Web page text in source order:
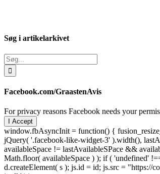
Søg i artikelarkivet
Søg
efter:
Facebook.com/GraastenAvis
For privacy reasons Facebook needs your
I Accept
window.fbAsyncInit = function() {
jQuery( '.facebook-like-widget-3' ).width(),
availableSpace != lastAvailableSPace &&
Math.floor( availableSpace ) ); if ( 'undefined'
d.createElement( s ); js.id = id; js.src =